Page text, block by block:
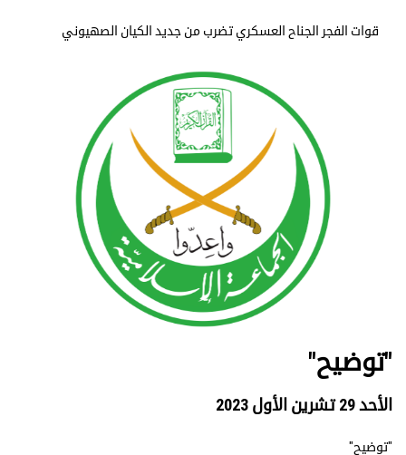
قوات الفجر الجناح العسكري تضرب من جديد الكيان الصهيوني
"توضيح"
الأحد 29 تشرين الأول 2023
"توضيح"